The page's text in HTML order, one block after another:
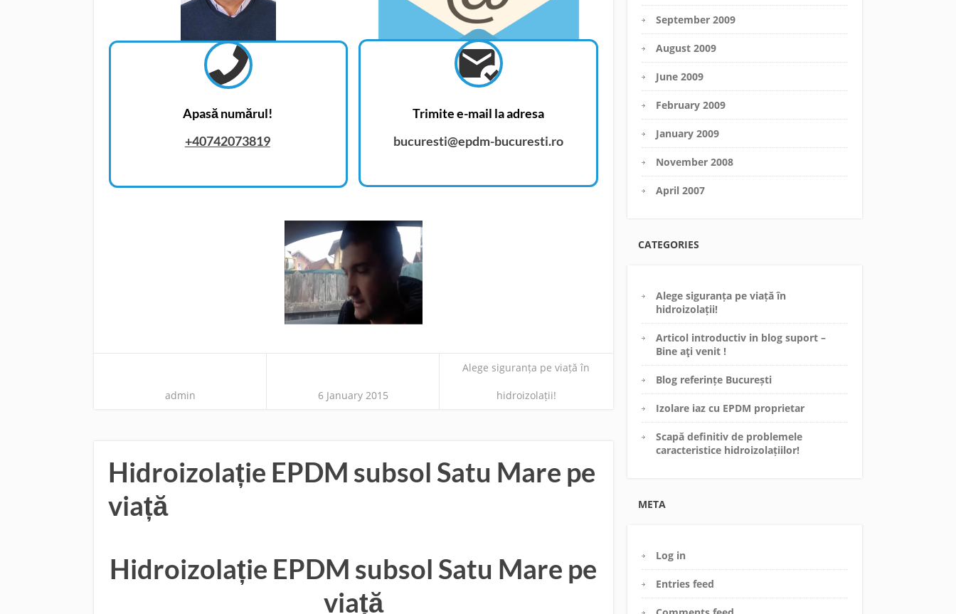
Apasă numărul!
+40742073819
Trimite e-mail la adresa
bucuresti@epdm-bucuresti.ro
admin 6 January 2015
Alege siguranța pe viață în
hidroizolații!
Hidroizolație EPDM subsol Satu Mare pe
viață
Hidroizolație EPDM subsol Satu Mare pe
viață
September 2009
August 2009
June 2009
February 2009
January 2009
November 2008
April 2007
CATEGORIES
Alege siguranța pe viață în
hidroizolații!
Articol introductiv in blog suport –
Bine aţi venit !
Blog referințe București
Izolare iaz cu EPDM proprietar
Scapă definitiv de problemele
caracteristice hidroizolațiilor!
META
Log in
Entries feed